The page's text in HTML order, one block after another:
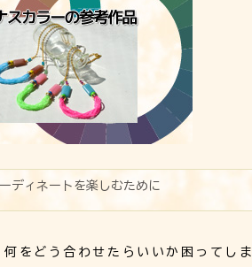
ディネートを楽しむために
をどう合わせたらいいか困ってし